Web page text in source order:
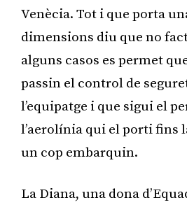
Venècia. Tot i que porta
dimensions diu que no
alguns casos es permet
passin el control de
l’equipatge i que sigui el
l’aerolínia qui el porti fins
un cop embarquin.
La Diana, una dona